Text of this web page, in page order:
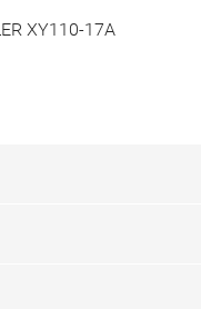
XY110-17A